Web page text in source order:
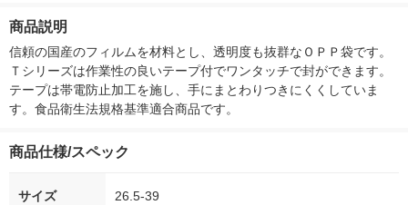
シ） オリジナル
オリジナル
商品説明
信頼の国産のフィルムを材料とし、透明度も抜群なＯＰＰ袋です。
Ｔシリーズは作業性の良いテープ付でワンタッチで封ができます。
テープは帯電防止加工を施し、手にまとわりつきにくくしていま
す。食品衛生法規格基準適合商品です。
商品仕様/スペック
サイズ 26.5-39